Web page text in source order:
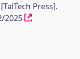
[TalTech Press].
2025